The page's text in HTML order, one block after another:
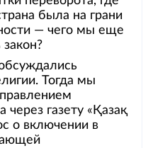
была на грани
— чего мы еще
Тогда мы
через газету «Қазақ
о включении в